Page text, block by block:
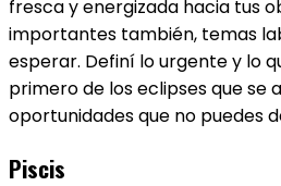
fresca y energizada hacia tus
importantes también, temas
esperar. Definí lo urgente y lo
primero de los eclipses que se
oportunidades que no puedes
Piscis